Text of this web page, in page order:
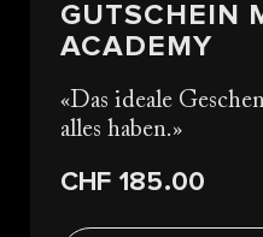
GUTSCHEIN
ACADEMY
Das ideale
alles haben.
CHF 185.00